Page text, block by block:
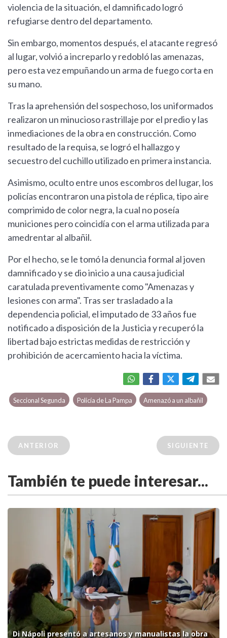
violencia de la situación, el damnificado logró
refugiarse dentro del departamento.
Sin embargo, momentos después, el atacante regresó
al lugar, volvió a increparlo y redobló las amenazas,
pero esta vez empuñando un arma de fuego corta en
su mano.
Tras la aprehensión del sospechoso, los uniformados
realizaron un minucioso rastrillaje por el predio y las
inmediaciones de la obra en construcción. Como
resultado de la requisa, se logró el hallazgo y
secuestro del cuchillo utilizado en primera instancia.
Asimismo, oculto entre unos escombros del lugar, los
policías encontraron una pistola de réplica, tipo aire
comprimido de color negra, la cual no poseía
municiones pero coincidía con el arma utilizada para
amedrentar al albañil.
Por el hecho, se le tomó la denuncia formal al joven
damnificado y se dio inicio a una causa judicial
caratulada preventivamente como "Amenazas y
lesiones con arma". Tras ser trasladado a la
dependencia policial, el imputado de 33 años fue
notificado a disposición de la Justicia y recuperó la
libertad bajo estrictas medidas de restricción y
prohibición de acercamiento hacia la víctima.
Seccional Segunda Policía de La Pampa Amenazó a un albañil
ANTERIOR SIGUIENTE
También te puede interesar...
Di Nápoli presentó a artesanos y manualistas la obra